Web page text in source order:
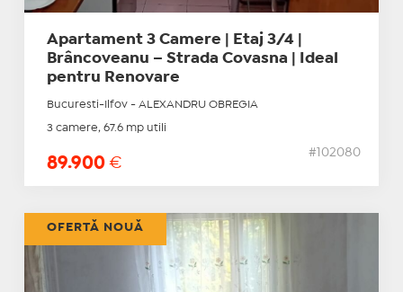
Apartament 3 Camere | Etaj 3/4 |
Brâncoveanu – Strada Covasna | Ideal
pentru Renovare
Bucuresti-Ilfov - ALEXANDRU OBREGIA
3 camere, 67.6 mp utili
89.900 €
#102080
OFERTĂ NOUĂ